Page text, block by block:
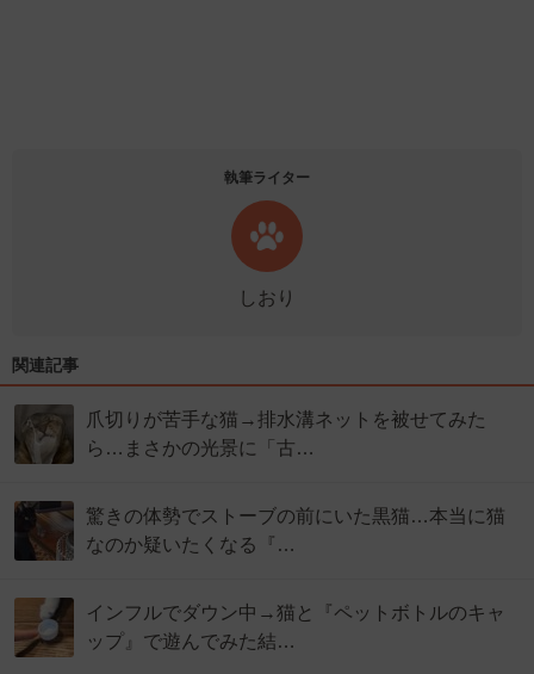
執筆ライター
しおり
関連記事
爪切りが苦手な猫→排水溝ネットを被せてみた
ら…まさかの光景に「古…
驚きの体勢でストーブの前にいた黒猫…本当に猫
なのか疑いたくなる『…
インフルでダウン中→猫と『ペットボトルのキャ
ップ』で遊んでみた結…